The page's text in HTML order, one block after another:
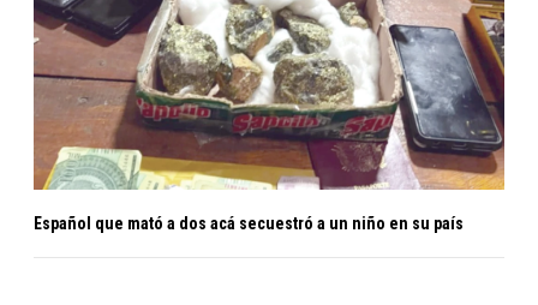
Español que mató a dos acá secuestró a un niño en su país